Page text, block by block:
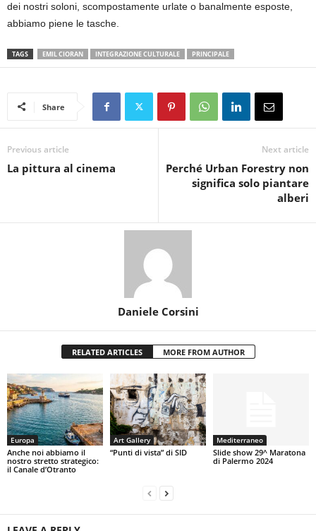
dei nostri soloni, scompostamente urlate o banalmente esposte,
abbiamo piene le tasche.
TAGS EMIL CIORAN INTEGRAZIONE CULTURALE PRINCIPALE
Share
Previous article
La pittura al cinema
Next article
Perché Urban Forestry non
significa solo piantare
alberi
Daniele Corsini
RELATED ARTICLES MORE FROM AUTHOR
Europa
Anche noi abbiamo il
nostro stretto strategico:
il Canale d’Otranto
Art Gallery
“Punti di vista” di SID
Mediterraneo
Slide show 29^ Maratona
di Palermo 2024